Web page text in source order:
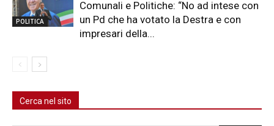
POLITICA
Comunali e Politiche: “No ad intese con
un Pd che ha votato la Destra e con
impresari della...
Cerca nel sito